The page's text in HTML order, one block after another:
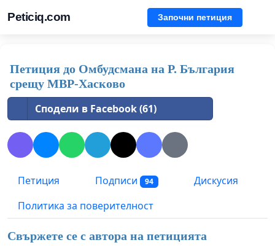
Peticiq.com Започни петиция
Петиция до Омбудсмана на Р. България
срещу МВР-Хасково
Сподели в Facebook (61)
Петиция Подписи 94
Дискусия
Политика за поверителност
Свържете се с автора на петицията